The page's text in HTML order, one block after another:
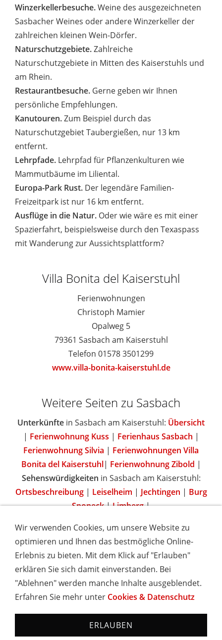
Winzerkellerbesuche.Weine des ausgezeichneten
Sasbacher Weines oder andere Winzerkeller der
zahlreichen kleinen Wein-Dörfer.
Naturschutzgebiete.Zahlreiche
Naturschutzgebiete in Mitten des Kaiserstuhls und
am Rhein.
Restaurantbesuche. Gerne geben wir Ihnen
persönliche Empfehlungen.
Kanutouren.Zum Beispiel durch das
Naturschutzgebiet Taubergießen, nur 13 km
entfernt.
Lehrpfade. Lehrpfad für Pflanzenkulturen wie
Mammutbäume im Liliental.
Europa-Park Rust. Der legendäre Familien-
Freizeitpark ist nur 16 km entfernt.
Ausflüge in die Natur. Oder wie wäre es mit einer
Spazierfahrt, beispielsweise durch den Texaspass
mit Wanderung zur Aussichtsplattform?
Villa Bonita del Kaiserstuhl
Ferienwohnungen
Christoph Mamier
Opalweg 5
79361 Sasbach am Kaiserstuhl
Telefon 01578 3501299
www.villa-bonita-kaiserstuhl.de
Weitere Seiten zu Sasbach
Unterkünfte in Sasbach am Kaiserstuhl: Übersicht
| Ferienwohnung Kuss | Ferienhaus Sasbach |
Ferienwohnung Silvia | Ferienwohnungen Villa
Bonita del Kaiserstuhl| Ferienwohnung Zibold |
Sehenswürdigkeiten in Sasbach am Kaiserstuhl:
Ortsbeschreibung| Leiselheim | Jechtingen | Burg
Sponeck|Limberg|
IMPRESSUM COOKIES & DATENSCHUTZ
AGB
TOURISMUSHELD
WISSENSWERT
NEWSLETTER
Hotels und Ferienwohnungen im Schwarzwald - Urlaub in
Wir verwenden Cookies, um unsere Website zu
optimieren und Ihnen das bestmögliche Online-
Erlebnis zu bieten. Mit dem Klick auf "Erlauben"
erklären Sie sich damit einverstanden. Bei
"Ablehnen" werden manche Inhalte ausgeblendet.
Erfahren Sie mehr unter Cookies & Datenschutz
ERLAUBEN